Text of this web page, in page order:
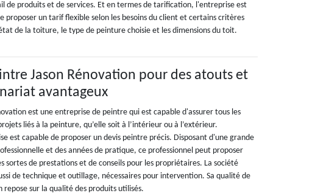
de produits et de services. Et en termes de tarification, l'entreprise est
proposer un tarif flexible selon les besoins du client et certains critères
de la toiture, le type de peinture choisie et les dimensions du toit.
Jason Rénovation pour des atouts et
avantageux
est une entreprise de peintre qui est capable d'assurer tous les
liés à la peinture, qu’elle soit à l’intérieur ou à l’extérieur.
est capable de proposer un devis peintre précis. Disposant d'une grande
et des années de pratique, ce professionnel peut proposer
sortes de prestations et de conseils pour les propriétaires. La société
de technique et outillage, nécessaires pour intervention. Sa qualité de
repose sur la qualité des produits utilisés.